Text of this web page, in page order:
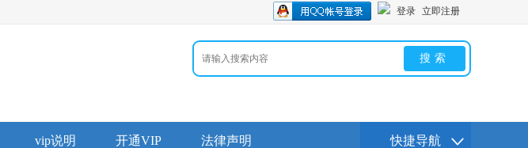
登录 立即注册
搜索
vip说明 开通VIP 法律声明 快捷导航